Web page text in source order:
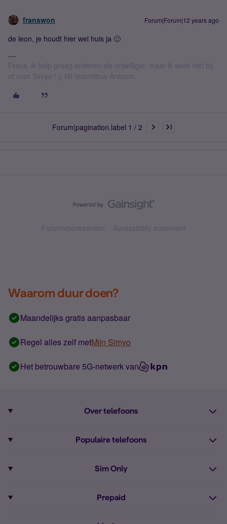
franswon Forum|Forum|12 years ago
de leon, je houdt hier wel huis ja 🙂
Frans, ik help graag anderen als vrijwilliger, maar ik werk niet bij
of voor Simyo ! || Nil Volentibus Arduum
Forum|pagination.label 1 / 2
Forumvoorwaarden Accessibility statement
Waarom duur doen?
Maandelijks gratis aanpasbaar
Regel alles zelf metMijn Simyo
Het betrouwbare 5G-netwerk van
Over telefoons
Alle telefoons
Populaire telefoons
iPhone 16
Sim Only
Prepaid